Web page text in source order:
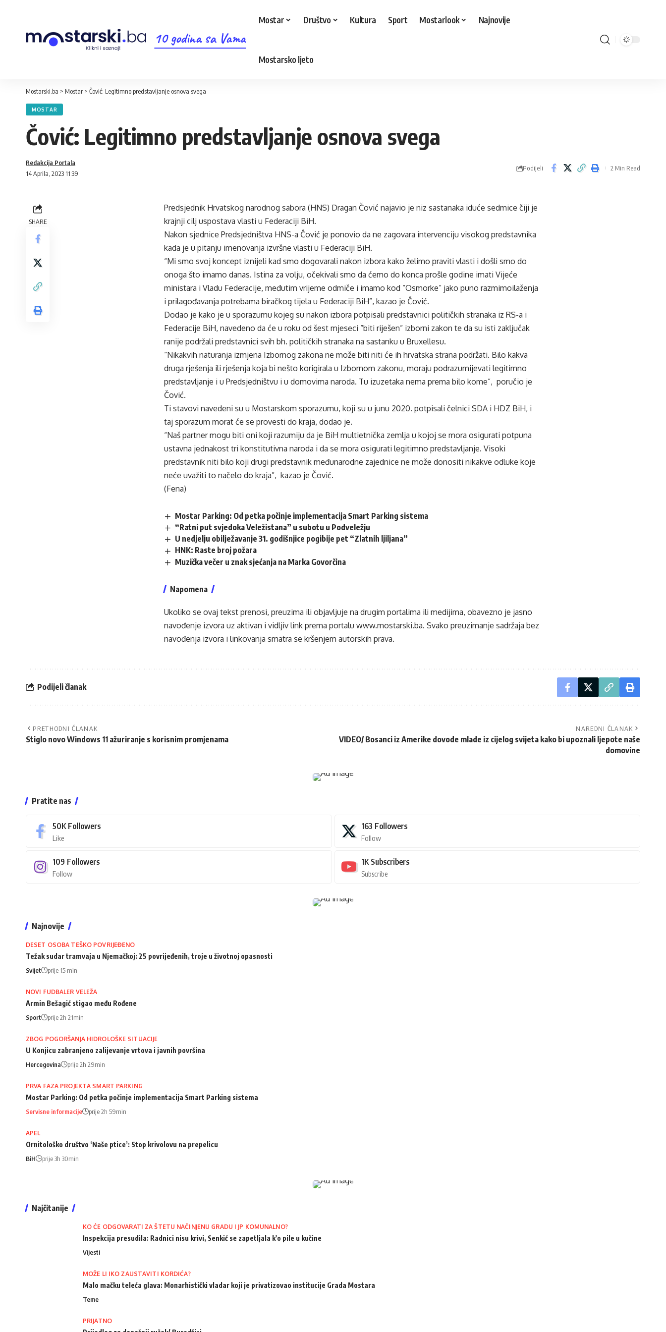
10 godina sa Vama
Mostar Društvo Kultura Sport Mostarlook Najnovije
Mostarsko ljeto
Mostarski.ba > Mostar > Čović: Legitimno predstavljanje osnova svega
MOSTAR
Čović: Legitimno predstavljanje osnova svega
14 Aprila, 2023 11:39
Redakcija Portala
Podijeli 2 Min Read
SHARE
Predsjednik Hrvatskog narodnog sabora (HNS) Dragan Čović najavio je niz sastanaka iduće sedmice čiji je
krajnji cilj uspostava vlasti u Federaciji BiH.
Nakon sjednice Predsjedništva HNS-a Čović je ponovio da ne zagovara intervenciju visokog predstavnika
kada je u pitanju imenovanja izvršne vlasti u Federaciji BiH.
“Mi smo svoj koncept iznijeli kad smo dogovarali nakon izbora kako želimo praviti vlasti i došli smo do
onoga što imamo danas. Istina za volju, očekivali smo da ćemo do konca prošle godine imati Vijeće
ministara i Vladu Federacije, međutim vrijeme odmiče i imamo kod “Osmorke” jako puno razmimoilaženja
i prilagođavanja potrebama biračkog tijela u Federaciji BiH”, kazao je Čović.
Dodao je kako je u sporazumu kojeg su nakon izbora potpisali predstavnici političkih stranaka iz RS-a i
Federacije BiH, navedeno da će u roku od šest mjeseci “biti riješen” izborni zakon te da su isti zaključak
ranije podržali predstavnici svih bh. političkih stranaka na sastanku u Bruxellesu.
“Nikakvih naturanja izmjena Izbornog zakona ne može biti niti će ih hrvatska strana podržati. Bilo kakva
druga rješenja ili rješenja koja bi nešto korigirala u Izbornom zakonu, moraju podrazumijevati legitimno
predstavljanje i u Predsjedništvu i u domovima naroda. Tu izuzetaka nema prema bilo kome”, poručio je
Čović.
Ti stavovi navedeni su u Mostarskom sporazumu, koji su u junu 2020. potpisali čelnici SDA i HDZ BiH, i
taj sporazum morat će se provesti do kraja, dodao je.
“Naš partner mogu biti oni koji razumiju da je BiH multietnička zemlja u kojoj se mora osigurati potpuna
ustavna jednakost tri konstitutivna naroda i da se mora osigurati legitimno predstavljanje. Visoki
predstavnik niti bilo koji drugi predstavnik međunarodne zajednice ne može donositi nikakve odluke koje
neće uvažiti to načelo do kraja”, kazao je Čović.
(Fena)
Mostar Parking: Od petka počinje implementacija Smart Parking sistema
“Ratni put svjedoka Veležistana” u subotu u Podveležju
U nedjelju obilježavanje 31. godišnjice pogibije pet “Zlatnih ljiljana”
HNK: Raste broj požara
Muzička večer u znak sjećanja na Marka Govorčina
Napomena
Ukoliko se ovaj tekst prenosi, preuzima ili objavljuje na drugim portalima ili medijima, obavezno je jasno
navođenje izvora uz aktivan i vidljiv link prema portalu www.mostarski.ba. Svako preuzimanje sadržaja bez
navođenja izvora i linkovanja smatra se kršenjem autorskih prava.
Podijeli članak
PRETHODNI ČLANAK
Stiglo novo Windows 11 ažuriranje s korisnim promjenama
NAREDNI ČLANAK
VIDEO/ Bosanci iz Amerike dovode mlade iz cijelog svijeta kako bi upoznali ljepote naše
domovine
Pratite nas
50K Followers
Like
163 Followers
Follow
109 Followers
Follow
1K Subscribers
Subscribe
Najnovije
DESET OSOBA TEŠKO POVRIJEĐENO
Težak sudar tramvaja u Njemačkoj: 25 povrijeđenih, troje u životnoj opasnosti
Svijet prije 15 min
NOVI FUDBALER VELEŽA
Armin Bešagić stigao među Rođene
Sport prije 2h 21min
ZBOG POGORŠANJA HIDROLOŠKE SITUACIJE
U Konjicu zabranjeno zalijevanje vrtova i javnih površina
Hercegovina prije 2h 29min
PRVA FAZA PROJEKTA SMART PARKING
Mostar Parking: Od petka počinje implementacija Smart Parking sistema
Servisne informacije prije 2h 59min
APEL
Ornitološko društvo ‘Naše ptice’: Stop krivolovu na prepelicu
BiH prije 3h 30min
Najčitanije
KO ĆE ODGOVARATI ZA ŠTETU NAČINJENU GRADU I JP KOMUNALNO?
Inspekcija presudila: Radnici nisu krivi, Senkić se zapetljala k'o pile u kučine
Vijesti
MOŽE LI IKO ZAUSTAVITI KORDIĆA?
Malo mačku teleća glava: Monarhistički vladar koji je privatizovao institucije Grada Mostara
Teme
PRIJATNO